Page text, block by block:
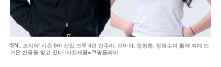
'SNL 코리아' 시즌 8이 신입 크루 4인 안주미, 이아라, 정창환, 정희수의 활약 속에 뜨
거운 반응을 얻고 있다./사진제공=쿠팡플레이